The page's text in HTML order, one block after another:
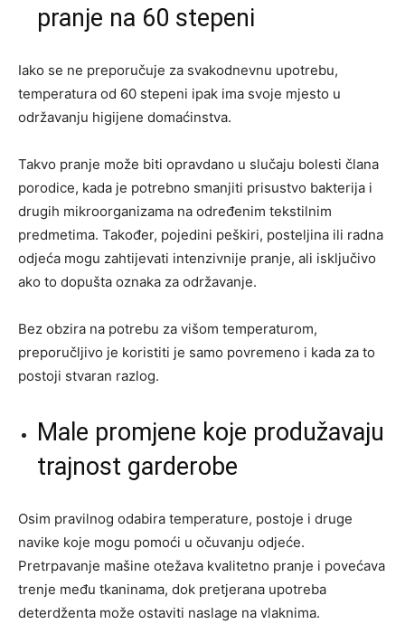
pranje na 60 stepeni
Iako se ne preporučuje za svakodnevnu upotrebu,
temperatura od 60 stepeni ipak ima svoje mjesto u
održavanju higijene domaćinstva.
Takvo pranje može biti opravdano u slučaju bolesti člana
porodice, kada je potrebno smanjiti prisustvo bakterija i
drugih mikroorganizama na određenim tekstilnim
predmetima. Također, pojedini peškiri, posteljina ili radna
odjeća mogu zahtijevati intenzivnije pranje, ali isključivo
ako to dopušta oznaka za održavanje.
Bez obzira na potrebu za višom temperaturom,
preporučljivo je koristiti je samo povremeno i kada za to
postoji stvaran razlog.
Male promjene koje produžavaju
trajnost garderobe
Osim pravilnog odabira temperature, postoje i druge
navike koje mogu pomoći u očuvanju odjeće.
Pretrpavanje mašine otežava kvalitetno pranje i povećava
trenje među tkaninama, dok pretjerana upotreba
deterdženta može ostaviti naslage na vlaknima.